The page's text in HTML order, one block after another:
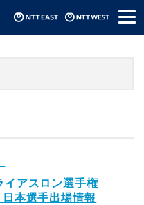
メ
ニ
イアスロン選手権
本選手出場情報